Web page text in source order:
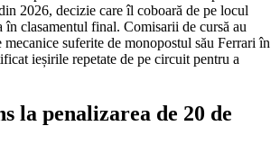
2026, decizie care îl coboară de pe locul
în clasamentul final. Comisarii de cursă au
suferite de monopostul său Ferrari în
ieșirile repetate de pe circuit pentru a
la penalizarea de 20 de